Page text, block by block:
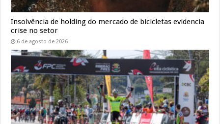
Insolvência de holding do mercado de bicicletas evidencia
crise no setor
6 de agosto de 2026